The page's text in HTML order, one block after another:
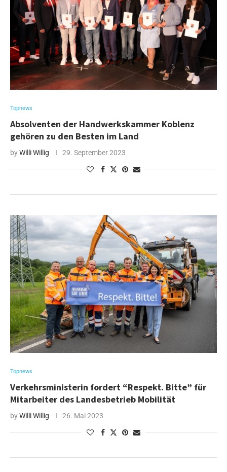
Topnews
Absolventen der Handwerkskammer Koblenz
gehören zu den Besten im Land
byWilli Willig 29. September 2023
Topnews
Verkehrsministerin fordert “Respekt. Bitte” für
Mitarbeiter des Landesbetrieb Mobilität
byWilli Willig 26. Mai 2023